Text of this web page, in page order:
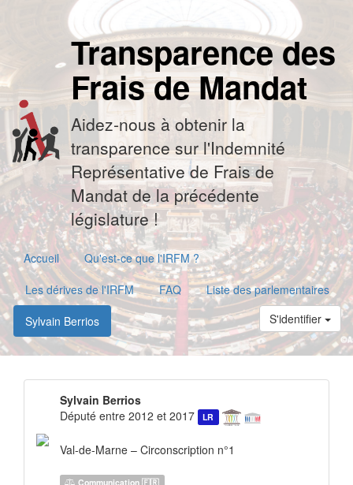
Transparence des
Frais de Mandat
Aidez-nous à obtenir la
transparence sur l'Indemnité
Représentative de Frais de
Mandat de la précédente
législature !
Accueil
Qu'est-ce que l'IRFM ?
Les dérives de l'IRFM
FAQ
Liste des parlementaires
Sylvain Berrios
S'identifier
Sylvain Berrios
Député entre 2012 et 2017
LR
Val-de-Marne – Circonscription n°1
Communication 🇫🇷